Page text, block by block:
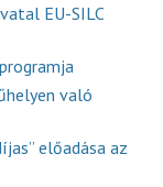
EU-SILC
való
előadása az